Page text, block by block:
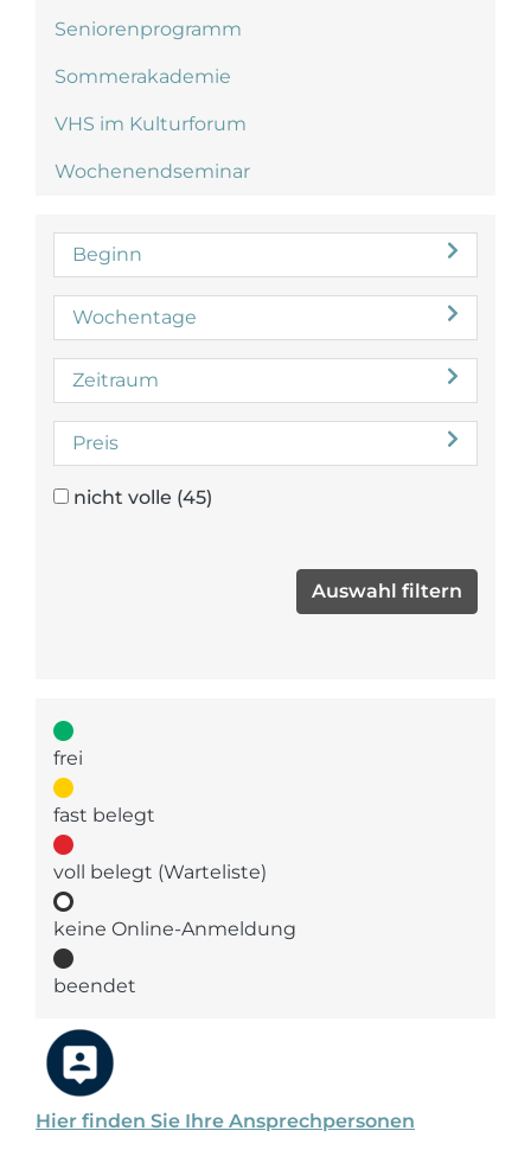
Hier finden Sie Ihre Ansprechpersonen
Seniorenprogramm
Sommerakademie
VHS im Kulturforum
Wochenendseminar
Beginn
Wochentage
Zeitraum
Preis
nicht volle (45)
frei
fast belegt
voll belegt (Warteliste)
keine Online-Anmeldung
beendet